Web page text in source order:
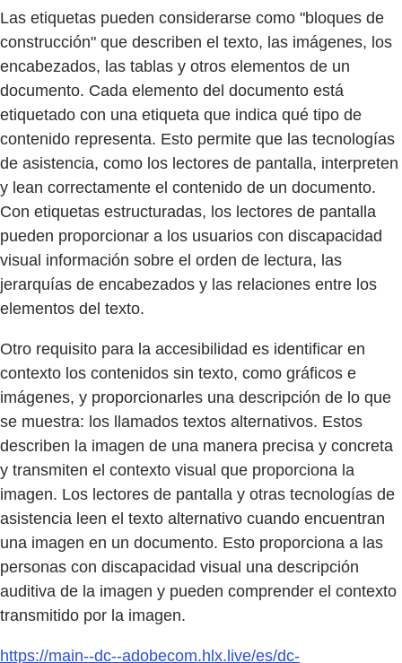
Las etiquetas pueden considerarse como "bloques de
construcción" que describen el texto, las imágenes, los
encabezados, las tablas y otros elementos de un
documento. Cada elemento del documento está
etiquetado con una etiqueta que indica qué tipo de
contenido representa. Esto permite que las tecnologías
de asistencia, como los lectores de pantalla, interpreten
y lean correctamente el contenido de un documento.
Con etiquetas estructuradas, los lectores de pantalla
pueden proporcionar a los usuarios con discapacidad
visual información sobre el orden de lectura, las
jerarquías de encabezados y las relaciones entre los
elementos del texto.
Otro requisito para la accesibilidad es identificar en
contexto los contenidos sin texto, como gráficos e
imágenes, y proporcionarles una descripción de lo que
se muestra: los llamados textos alternativos. Estos
describen la imagen de una manera precisa y concreta
y transmiten el contexto visual que proporciona la
imagen. Los lectores de pantalla y otras tecnologías de
asistencia leen el texto alternativo cuando encuentran
una imagen en un documento. Esto proporciona a las
personas con discapacidad visual una descripción
auditiva de la imagen y pueden comprender el contexto
transmitido por la imagen.
https://main--dc--adobecom.hlx.live/es/dc-